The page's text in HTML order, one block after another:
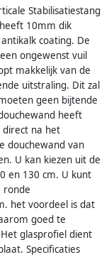
Stabilisatiestang
10mm dik
coating. De
ongewenst vuil
makkelijk van de
uitstraling. Dit zal
geen bijtende
heeft
direct na het
douchewand van
U kan kiezen uit de
en 130 cm. U kunt
ronde
het voordeel is dat
goed te
glasprofiel dient
Specificaties